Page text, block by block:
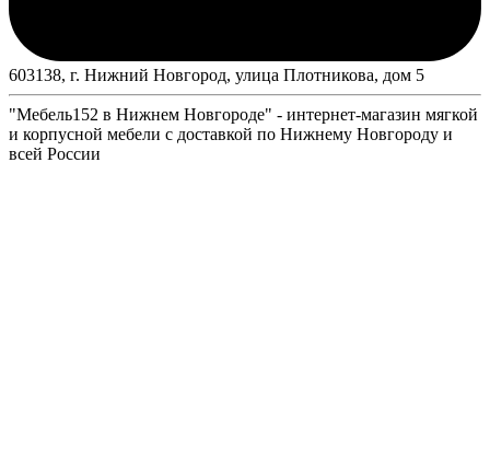
603138, г. Нижний Новгород, улица Плотникова, дом 5
"Мебель152 в Нижнем Новгороде" - интернет-магазин мягкой
и корпусной мебели с доставкой по Нижнему Новгороду и
всей России